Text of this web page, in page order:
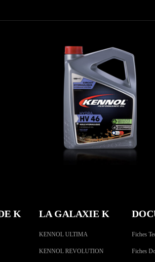
HYDRA HV 46
AGRI-TP,Hydraulique
K LA GALAXIE K
KENNOL ULTIMA
KENNOL REVOLUTION
Fiches
Fiches